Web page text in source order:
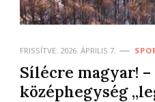
FRISSÍTVE: 2026. ÁPRILIS 7.
Sílécre magyar! –
középhegység